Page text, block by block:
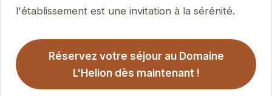
l'établissement est une invitation à la sérénité.
Réservez votre séjour au Domaine
L'Helion dès maintenant !